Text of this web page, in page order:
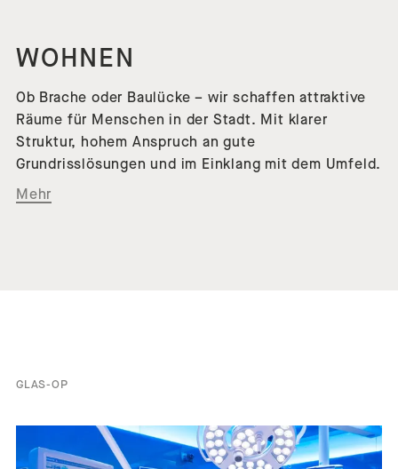
WOHNEN
Ob Brache oder Baulücke – wir schaffen attraktive
Räume für Menschen in der Stadt. Mit klarer
Struktur, hohem Anspruch an gute
Grundrisslösungen und im Einklang mit dem Umfeld.
Mehr
GLAS-OP